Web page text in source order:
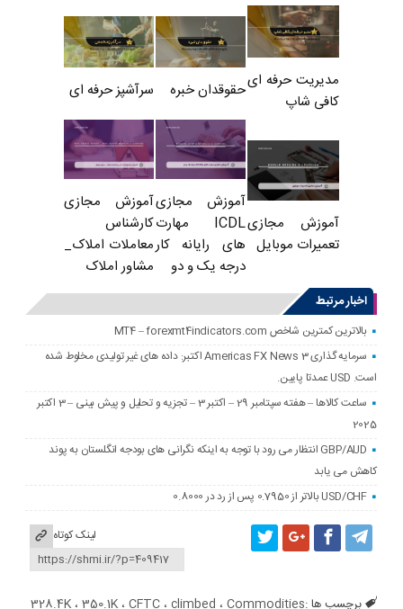
مدیریت حرفه ای
کافی شاپ
حقوقدان خبره سرآشپز حرفه ای
آموزش مجازی
تعمیرات موبایل
آموزش مجازی
ICDL مهارت
های رایانه کار
درجه یک و دو
آموزش مجازی
کارشناس
معاملات املاک_
مشاور املاک
اخبار مرتبط
بالاترین کمترین شاخص MT4 – forexmt4indicators.com
سرمایه گذاری Americas FX News 3 اکتبر: داده های غیر تولیدی مخلوط شده
است. USD عمدتا پایین.
ساعت کالاها – هفته سپتامبر 29 – اکتبر 3 – تجزیه و تحلیل و پیش بینی – 3 اکتبر
2025
GBP/AUD انتظار می رود با توجه به اینکه نگرانی های بودجه انگلستان به پوند
کاهش می یابد
USD/CHF بالاتر از 0.7950 پس از رد در 0.8000
لینک کوتاه
برچسب ها : 328.4K، 350.1K، CFTC، climbed ، Commodities